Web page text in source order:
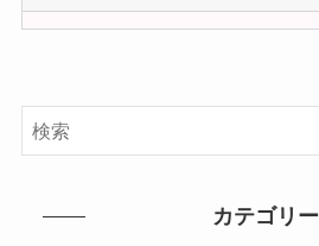
カテゴリー